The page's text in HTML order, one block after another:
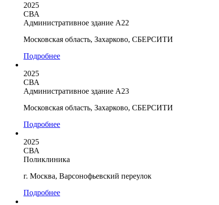
2025
СВА
Административное здание А22
Московская область, Захарково, СБЕРСИТИ
Подробнее
2025
СВА
Административное здание А23
Московская область, Захарково, СБЕРСИТИ
Подробнее
2025
СВА
Поликлиника
г. Москва, Варсонофьевский переулок
Подробнее